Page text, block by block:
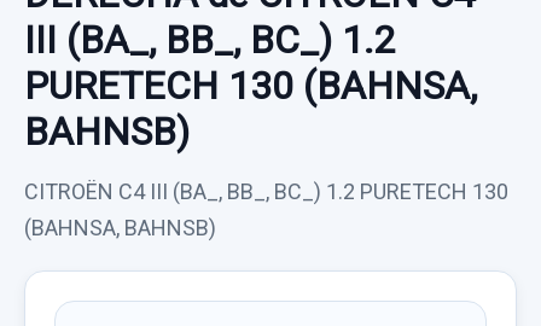
III (BA_, BB_, BC_) 1.2
PURETECH 130 (BAHNSA,
BAHNSB)
CITROËN C4 III (BA_, BB_, BC_) 1.2 PURETECH 130
(BAHNSA, BAHNSB)